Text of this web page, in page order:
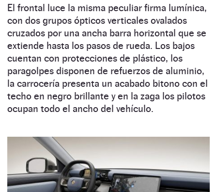
El frontal luce la misma peculiar firma lumínica,
con dos grupos ópticos verticales ovalados
cruzados por una ancha barra horizontal que se
extiende hasta los pasos de rueda. Los bajos
cuentan con protecciones de plástico, los
paragolpes disponen de refuerzos de aluminio,
la carrocería presenta un acabado bitono con el
techo en negro brillante y en la zaga los pilotos
ocupan todo el ancho del vehículo.